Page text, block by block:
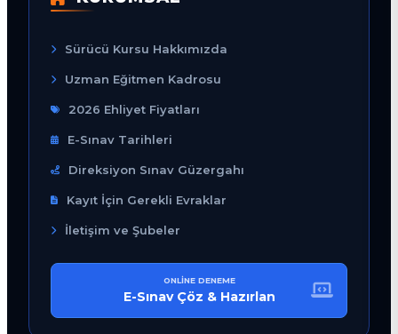
Sürücü Kursu Hakkımızda
Uzman Eğitmen Kadrosu
2026 Ehliyet Fiyatları
E-Sınav Tarihleri
Direksiyon Sınav Güzergahı
Kayıt İçin Gerekli Evraklar
İletişim ve Şubeler
ONLINE DENEME
E-Sınav Çöz & Hazırlan